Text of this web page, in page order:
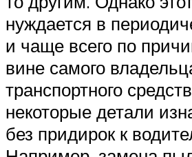
нуждается в
и чаще всего по
вине самого
транспортного
некоторые детали
без придирок к